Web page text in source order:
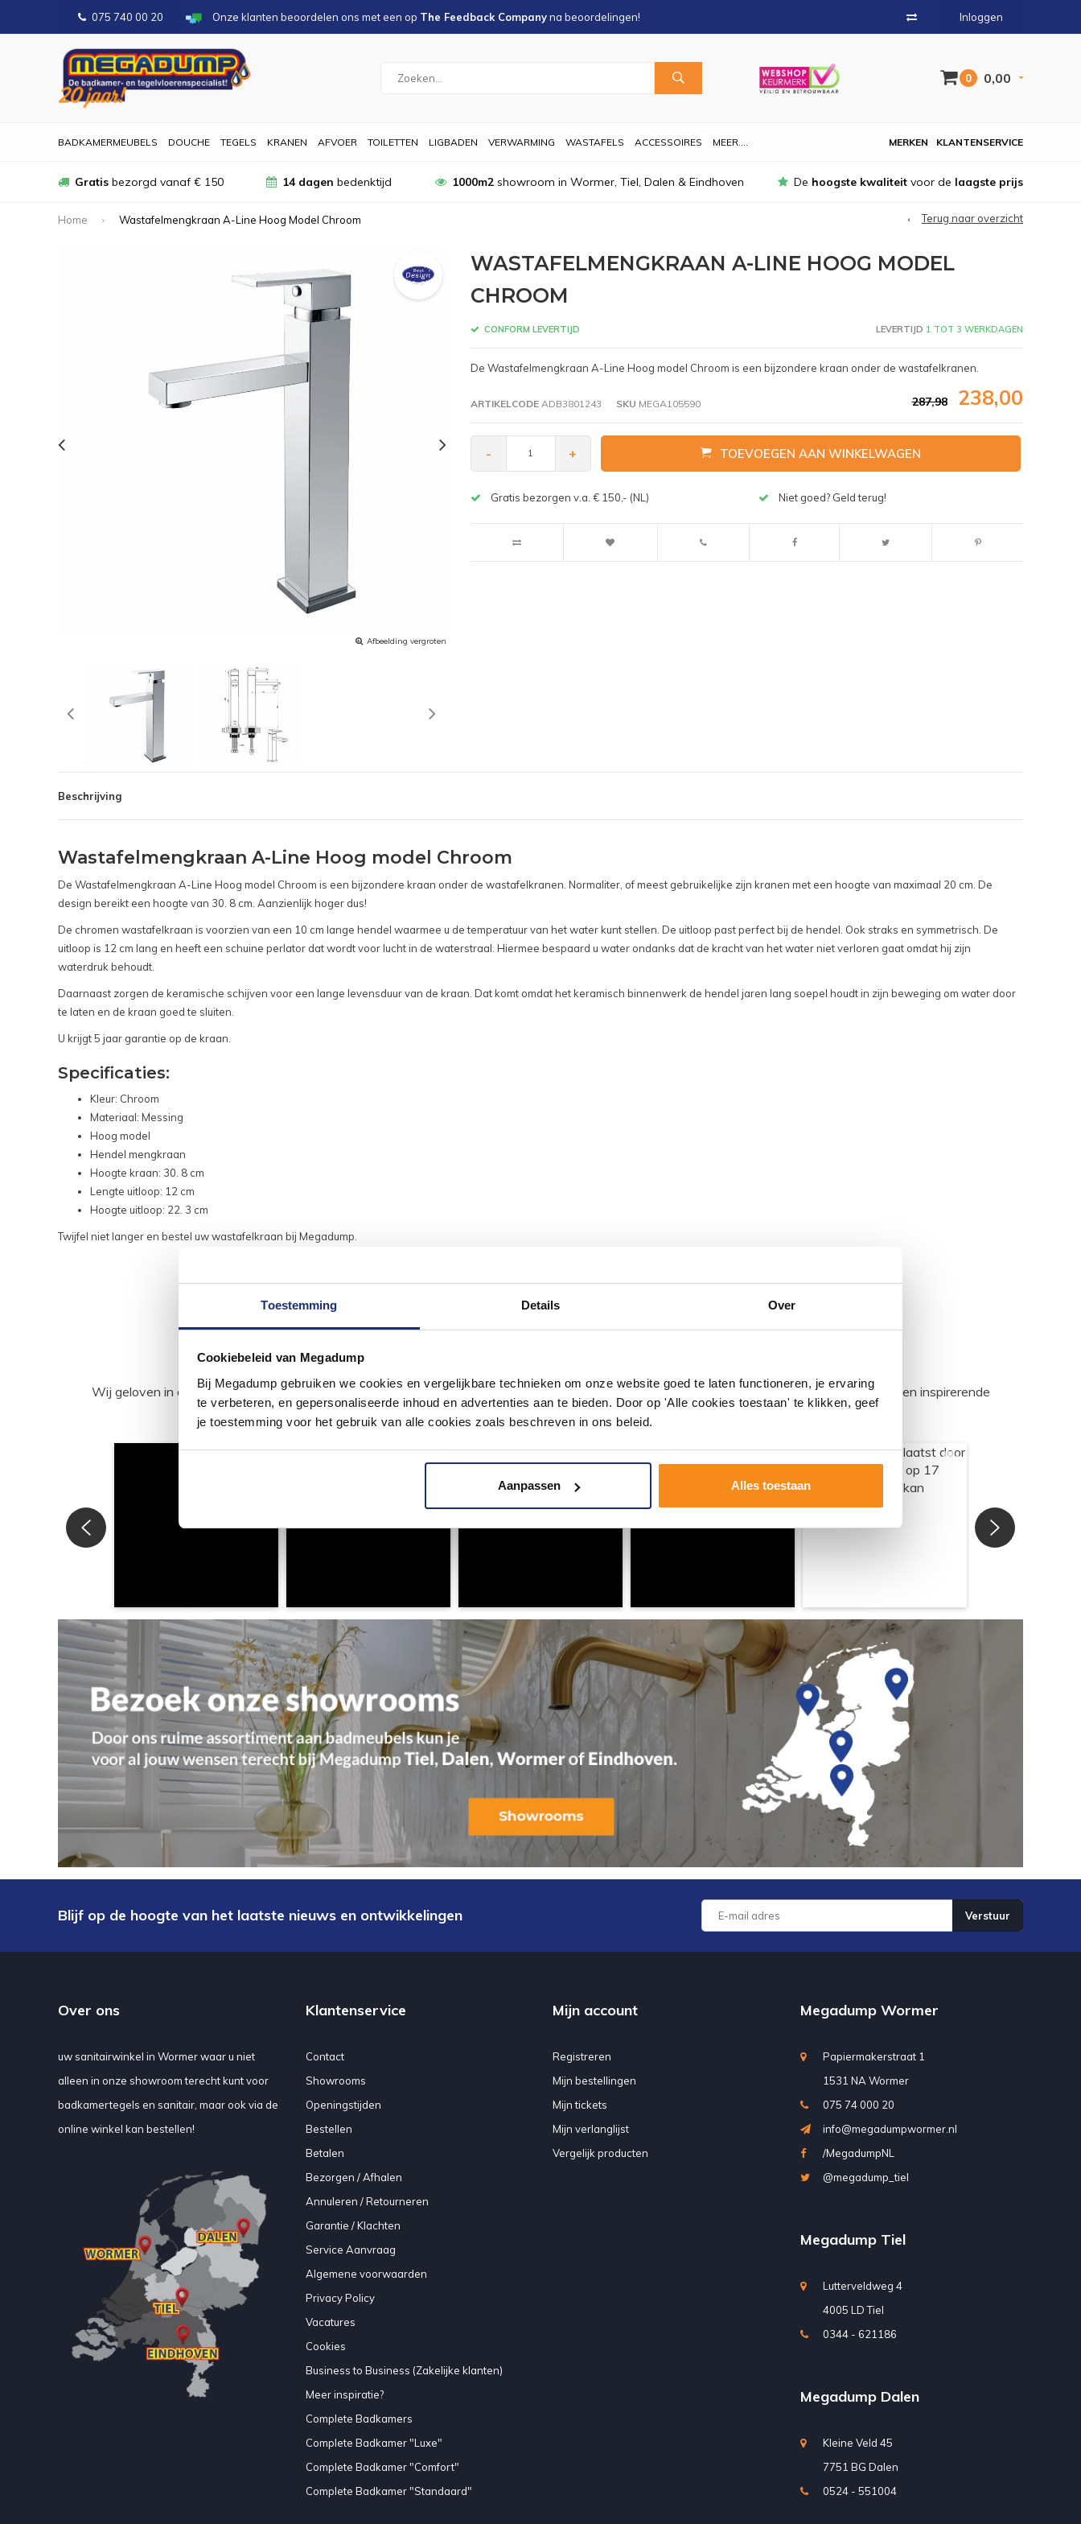
Toestemming Details Over
Cookiebeleid van Megadump
Bij Megadump gebruiken we cookies en vergelijkbare technieken om onze website goed te laten functioneren, je ervaring
te verbeteren, en gepersonaliseerde inhoud en advertenties aan te bieden. Door op 'Alle cookies toestaan' te klikken, geef
je toestemming voor het gebruik van alle cookies zoals beschreven in ons beleid.
Aanpassen Alles toestaan
075 740 00 20 Onze klanten beoordelen ons met een op The Feedback Companyna beoordelingen! Inloggen
0 0,00
BADKAMERMEUBELS DOUCHE TEGELS KRANEN AFVOER TOILETTEN LIGBADEN VERWARMING WASTAFELS ACCESSOIRES MEER.... KLANTENSERVICE
MERKEN
Gratis bezorgd vanaf € 150 14 dagen bedenktijd 1000m2showroom in Wormer, Tiel, Dalen & Eindhoven De hoogste kwaliteit voor de laagste prijs
Home Wastafelmengkraan A-Line Hoog Model Chroom Terug naar overzicht
Afbeelding vergroten
WASTAFELMENGKRAAN A-LINE HOOG MODEL
CHROOM
CONFORM LEVERTIJD LEVERTIJD 1 TOT 3 WERKDAGEN
De Wastafelmengkraan A-Line Hoog model Chroom is een bijzondere kraan onder de wastafelkranen.
ARTIKELCODEADB3801243 SKU MEGA105590 287,98 238,00
- + TOEVOEGEN AAN WINKELWAGEN
Gratis bezorgen v.a. € 150,- (NL) Niet goed? Geld terug!
Beschrijving
Wastafelmengkraan A-Line Hoog model Chroom
De Wastafelmengkraan A-Line Hoog model Chroom is een bijzondere kraan onder de wastafelkranen. Normaliter, of meest gebruikelijke zijn kranen met een hoogte van maximaal 20 cm. De
design bereikt een hoogte van 30. 8 cm. Aanzienlijk hoger dus!
De chromen wastafelkraan is voorzien van een 10 cm lange hendel waarmee u de temperatuur van het water kunt stellen. De uitloop past perfect bij de hendel. Ook straks en symmetrisch. De
uitloop is 12 cm lang en heeft een schuine perlator dat wordt voor lucht in de waterstraal. Hiermee bespaard u water ondanks dat de kracht van het water niet verloren gaat omdat hij zijn
waterdruk behoudt.
Daarnaast zorgen de keramische schijven voor een lange levensduur van de kraan. Dat komt omdat het keramisch binnenwerk de hendel jaren lang soepel houdt in zijn beweging om water door
te laten en de kraan goed te sluiten.
U krijgt 5 jaar garantie op de kraan.
Specificaties:
Kleur: Chroom
Materiaal: Messing
Hoog model
Hendel mengkraan
Hoogte kraan: 30. 8 cm
Lengte uitloop: 12 cm
Hoogte uitloop: 22. 3 cm
Twijfel niet langer en bestel uw wastafelkraan bij Megadump.
Wij geloven in de kracht van delen. Deel jouw badkamer op Instagram met #mijndroombadkamer en tag @megadumpnl. Samen bouwen we een inspirerende
omgeving vol met unieke badkamerstijlen. Doe je mee?
Blijf op de hoogte van het laatste nieuws en ontwikkelingen Verstuur
Over ons
uw sanitairwinkel in Wormer waar u niet
alleen in onze showroom terecht kunt voor
badkamertegels en sanitair, maar ook via de
online winkel kan bestellen!
Klantenservice
Contact
Showrooms
Openingstijden
Bestellen
Betalen
Bezorgen / Afhalen
Annuleren / Retourneren
Garantie / Klachten
Service Aanvraag
Algemene voorwaarden
Privacy Policy
Vacatures
Cookies
Business to Business (Zakelijke klanten)
Meer inspiratie?
Complete Badkamers
Complete Badkamer "Luxe"
Complete Badkamer "Comfort"
Complete Badkamer "Standaard"
Mijn account
Registreren
Mijn bestellingen
Mijn tickets
Mijn verlanglijst
Vergelijk producten
Megadump Wormer
Papiermakerstraat 1
1531 NA Wormer
075 74 000 20
info@megadumpwormer.nl
/MegadumpNL
@megadump_tiel
Megadump Tiel
Lutterveldweg 4
4005 LD Tiel
0344 - 621186
Megadump Dalen
Kleine Veld 45
7751 BG Dalen
0524 - 551004